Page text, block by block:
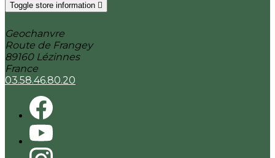
Toggle store information 
Geochanvre
Route de Frangey
89160 Lézinnes
France
03.58.46.80.20